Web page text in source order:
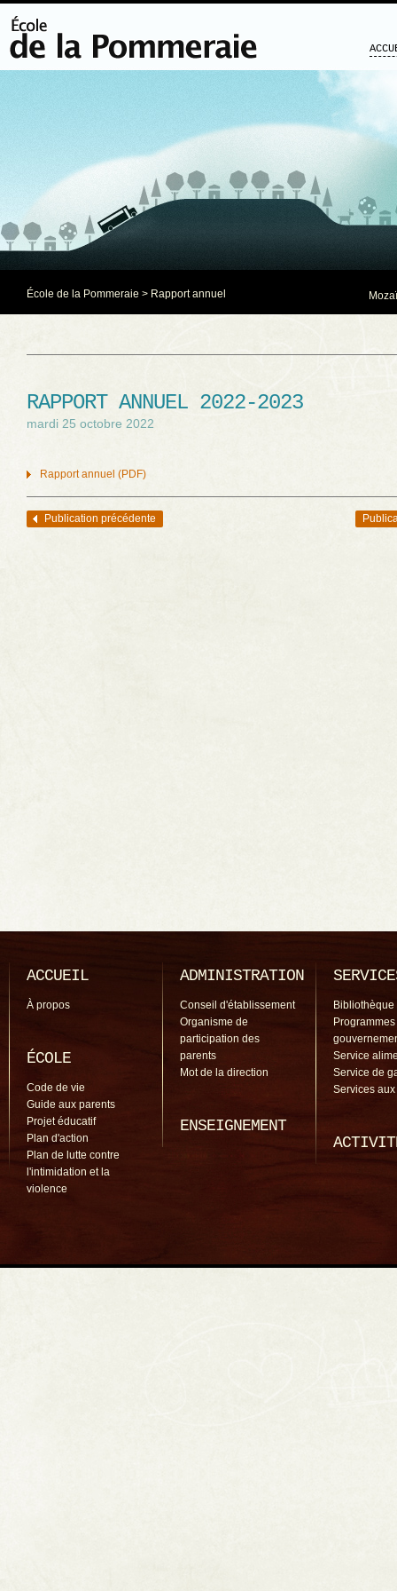
École de la Pommeraie > Rapport annuel
RAPPORT ANNUEL 2022-2023
mardi 25 octobre 2022
Rapport annuel (PDF)
Navigation des articles
Publication précédente
ACCUEIL
À propos
ÉCOLE
Code de vie
Guide aux parents
Projet éducatif
Plan d'action
Plan de lutte contre
l'intimidation et la
violence
ADMINISTRATION
Conseil d'établissement
Organisme de
participation des
parents
Mot de la direction
ENSEIGNEMENT
Bibliothèque
Programmes
Service
Service de
Services